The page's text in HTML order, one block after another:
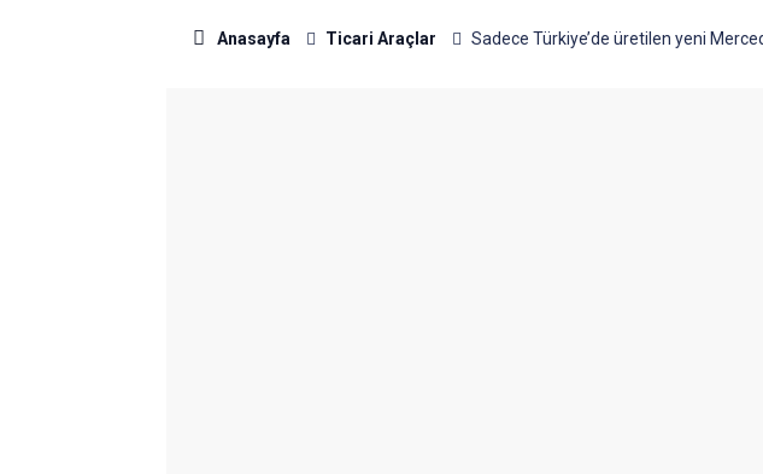
Anasayfa Ticari Araçlar Sadece Türkiye’de üretilen yeni